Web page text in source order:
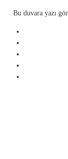
Bu duvara yazı